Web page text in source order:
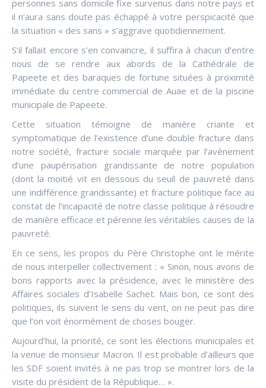
personnes sans domicile fixe survenus dans notre pays et
il n’aura sans doute pas échappé à votre perspicacité que
la situation « des sans » s’aggrave quotidiennement.
S’il fallait encore s’en convaincre, il suffira à chacun d’entre
nous de se rendre aux abords de la Cathédrale de
Papeete et des baraques de fortune situées à proximité
immédiate du centre commercial de Auae et de la piscine
municipale de Papeete.
Cette situation témoigne de manière criante et
symptomatique de l’existence d’une double fracture dans
notre société, fracture sociale marquée par l’avènement
d’une paupérisation grandissante de notre population
(dont la moitié vit en dessous du seuil de pauvreté dans
une indifférence grandissante) et fracture politique face au
constat de l’incapacité de notre classe politique à résoudre
de manière efficace et pérenne les véritables causes de la
pauvreté.
En ce sens, les propos du Père Christophe ont le mérite
de nous interpeller collectivement : « Sinon, nous avons de
bons rapports avec la présidence, avec le ministère des
Affaires sociales d’Isabelle Sachet. Mais bon, ce sont des
politiques, ils suivent le sens du vent, on ne peut pas dire
que l’on voit énormément de choses bouger.
Aujourd’hui, la priorité, ce sont les élections municipales et
la venue de monsieur Macron. Il est probable d’ailleurs que
les SDF soient invités à ne pas trop se montrer lors de la
visite du président de la République… ».